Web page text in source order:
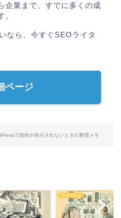
企業まで、すでに多くの成
。
なら、今すぐSEOライタ
ページ
で抜粋が表示されないときの整理メモ
WordPress